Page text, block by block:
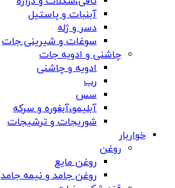
آبنبات و پاستیل
دسر و ژله
سوغات و شیرینی جات
چاشنی و ادویه جات
ادویه و چاشنی
رب
سس
آبلیمو،آبغوره و سرکه
شوریجات و ترشیجات
خواربار
روغن
روغن مایع
روغن جامد و نیمه جامد